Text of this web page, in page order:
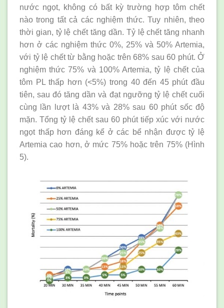
nước ngọt, không có bất kỳ trường hợp tôm chết
nào trong tất cả các nghiệm thức. Tuy nhiên, theo
thời gian, tỷ lệ chết tăng dần. Tỷ lệ chết tăng nhanh
hơn ở các nghiệm thức 0%, 25% và 50% Artemia,
với tỷ lệ chết từ bằng hoặc trên 68% sau 60 phút. Ở
nghiệm thức 75% và 100% Artemia, tỷ lệ chết của
tôm PL thấp hơn (<5%) trong 40 đến 45 phút đầu
tiên, sau đó tăng dần và đạt ngưỡng tỷ lệ chết cuối
cùng lần lượt là 43% và 28% sau 60 phút sốc độ
mặn. Tổng tỷ lệ chết sau 60 phút tiếp xúc với nước
ngọt thấp hơn đáng kể ở các bể nhận được tỷ lệ
Artemia cao hơn, ở mức 75% hoặc trên 75% (Hình
5).